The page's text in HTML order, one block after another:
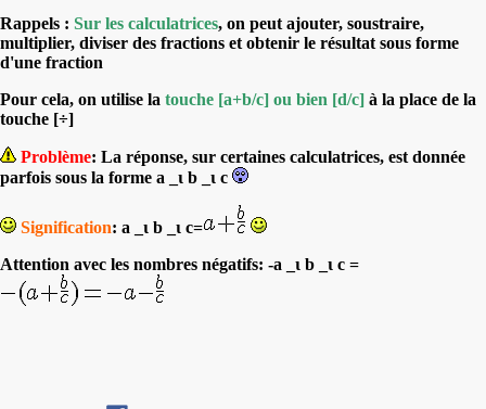
Rappels : Sur les calculatrices, on peut ajouter, soustraire,
multiplier, diviser des fractions et obtenir le résultat sous forme
d'une fraction
Pour cela, on utilise la touche [a+b/c] ou bien [d/c] à la place de la
touche [÷]
Problème: La réponse, sur certaines calculatrices, est donnée
parfois sous la forme a _ι b _ι c
Signification: a _ι b _ι c=
Attention avec les nombres négatifs: -a _ι b _ι c =